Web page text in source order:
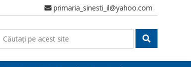
primaria_sinesti_il@yahoo.com